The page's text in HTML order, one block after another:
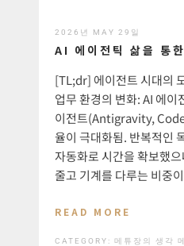
2026년 MAY 29일
AI 에이전틱 삶을 통
[TL;dr] 에이전트 시대의
업무 환경의 변화: AI 에이
이전트(Antigravity,
율이 극대화됨. 반복적인
자동화로 시간을 확보했
줄고 기계를 다루는 비중
READ MORE
CATEGORY: 메튜장의 생각